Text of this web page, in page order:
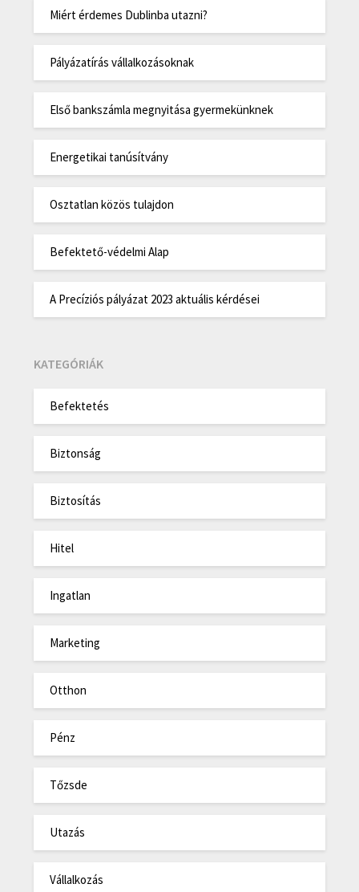
Miért érdemes Dublinba utazni?
Pályázatírás vállalkozásoknak
Első bankszámla megnyitása gyermekünknek
Energetikai tanúsítvány
Osztatlan közös tulajdon
Befektető-védelmi Alap
A Precíziós pályázat 2023 aktuális kérdései
KATEGÓRIÁK
Befektetés
Biztonság
Biztosítás
Hitel
Ingatlan
Marketing
Otthon
Pénz
Tőzsde
Utazás
Vállalkozás